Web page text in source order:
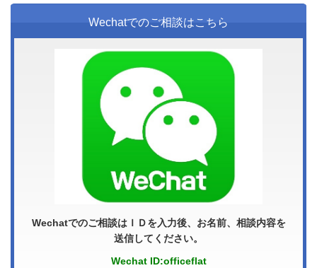
Wechatでのご相談はこちら
Wechatでのご相談はＩＤを入力後、お名前、相談内容を
送信してください。
Wechat ID:officeflat